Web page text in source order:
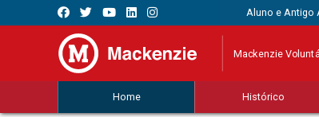
Aluno e Antigo
Mackenzie
Home Histórico